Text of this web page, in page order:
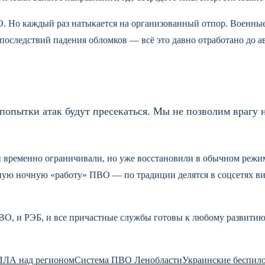
каждый раз натыкается на организованный отпор.
падения обломков — всё это давно отработано до
атак будут пресекаться. Мы не позволим
ограничивали, но уже восстановили в обычном
ночную «работу» ПВО — по традиции делятся в соцсетях
и РЭБ, и все причастные службы готовы к любому
над региономСистема ПВО ЛенобластиУкраинские